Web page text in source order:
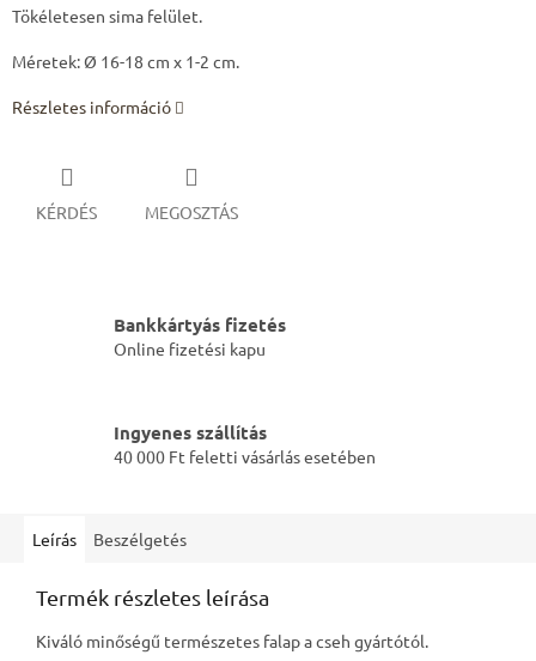
Tökéletesen sima felület.
Méretek:Ø 16-18 cm x 1-2 cm.
Részletes információ
KÉRDÉS MEGOSZTÁS
Bankkártyás fizetés
Online fizetési kapu
Ingyenes szállítás
40 000 Ft feletti vásárlás esetében
Leírás Beszélgetés
Termék részletes leírása
Kiváló minőségű természetes falap a cseh gyártótól.